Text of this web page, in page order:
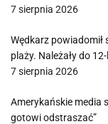
7 sierpnia 2026
Wędkarz powiadomił
plaży. Należały do
7 sierpnia 2026
Amerykańskie media
gotowi odstraszać”